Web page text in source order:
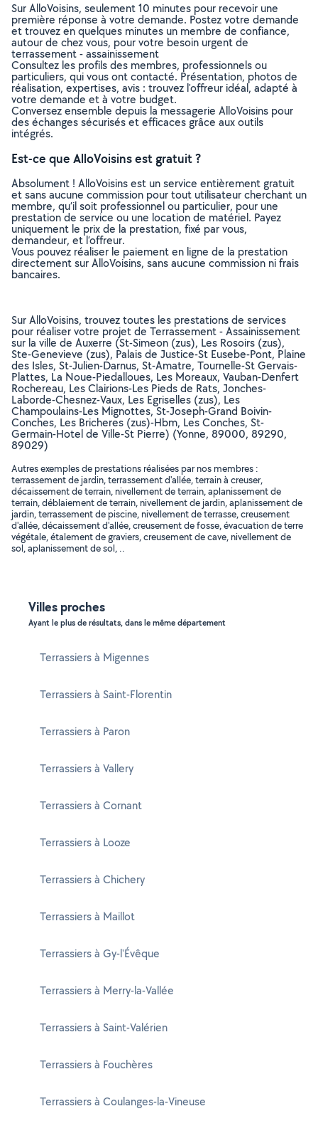
Sur AlloVoisins, seulement 10 minutes pour recevoir une
première réponse à votre demande. Postez votre demande
et trouvez en quelques minutes un membre de confiance,
autour de chez vous, pour votre besoin urgent de
terrassement - assainissement
Consultez les profils des membres, professionnels ou
particuliers, qui vous ont contacté. Présentation, photos de
réalisation, expertises, avis : trouvez l'offreur idéal, adapté à
votre demande et à votre budget.
Conversez ensemble depuis la messagerie AlloVoisins pour
des échanges sécurisés et efficaces grâce aux outils
intégrés.
Est-ce que AlloVoisins est gratuit ?
Absolument ! AlloVoisins est un service entièrement gratuit
et sans aucune commission pour tout utilisateur cherchant un
membre, qu’il soit professionnel ou particulier, pour une
prestation de service ou une location de matériel. Payez
uniquement le prix de la prestation, fixé par vous,
demandeur, et l’offreur.
Vous pouvez réaliser le paiement en ligne de la prestation
directement sur AlloVoisins, sans aucune commission ni frais
bancaires.
Sur AlloVoisins, trouvez toutes les prestations de services
pour réaliser votre projet de Terrassement - Assainissement
sur la ville de Auxerre (St-Simeon (zus), Les Rosoirs (zus),
Ste-Genevieve (zus), Palais de Justice-St Eusebe-Pont, Plaine
des Isles, St-Julien-Darnus, St-Amatre, Tournelle-St Gervais-
Plattes, La Noue-Piedalloues, Les Moreaux, Vauban-Denfert
Rochereau, Les Clairions-Les Pieds de Rats, Jonches-
Laborde-Chesnez-Vaux, Les Egriselles (zus), Les
Champoulains-Les Mignottes, St-Joseph-Grand Boivin-
Conches, Les Bricheres (zus)-Hbm, Les Conches, St-
Germain-Hotel de Ville-St Pierre) (Yonne, 89000, 89290,
89029)
Autres exemples de prestations réalisées par nos membres :
terrassement de jardin, terrassement d'allée, terrain à creuser,
décaissement de terrain, nivellement de terrain, aplanissement de
terrain, déblaiement de terrain, nivellement de jardin, aplanissement de
jardin, terrassement de piscine, nivellement de terrasse, creusement
d'allée, décaissement d'allée, creusement de fosse, évacuation de terre
végétale, étalement de graviers, creusement de cave, nivellement de
sol, aplanissement de sol, ..
Villes proches
Ayant le plus de résultats, dans le même département
Terrassiers à Migennes
Terrassiers à Saint-Florentin
Terrassiers à Paron
Terrassiers à Vallery
Terrassiers à Cornant
Terrassiers à Looze
Terrassiers à Chichery
Terrassiers à Maillot
Terrassiers à Gy-l'Évêque
Terrassiers à Merry-la-Vallée
Terrassiers à Saint-Valérien
Terrassiers à Fouchères
Terrassiers à Coulanges-la-Vineuse